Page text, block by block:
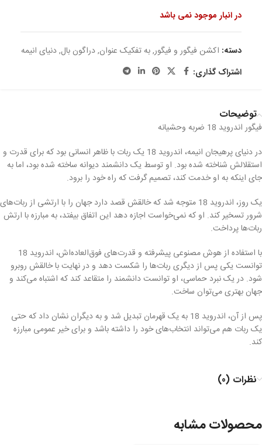
در انبار موجود نمی باشد
دسته: اکشن فیگور و فیگور,به تفکیک عنوان,دراگون بال,دنیای انیمه
اشتراک گذاری:
توضیحات
فیگور اندروید 18 ضربه وحشیانه
در دنیای پرهیجان انیمه، اندروید 18 یک ربات با ظاهر انسانی بود که برای قدرت و
استقلالش شناخته شده بود. او توسط یک دانشمند دیوانه ساخته شده بود، اما به
جای اینکه به او خدمت کند، تصمیم گرفت که راه خود را برود.
یک روز، اندروید 18 متوجه شد که خالقش قصد دارد جهان را با ارتشی از ربات‌های
شرور تسخیر کند. او که نمی‌خواست اجازه دهد این اتفاق بیفتد، به مبارزه با ارتش
ربات‌ها پرداخت.
با استفاده از هوش مصنوعی پیشرفته و قدرت‌های فوق‌العاده‌اش، اندروید 18
توانست یکی پس از دیگری ربات‌ها را شکست دهد و در نهایت با خالقش روبرو
شود. در یک نبرد حماسی، او توانست دانشمند را متقاعد کند که اشتباه می‌کند و
جهان بهتری می‌توان ساخت.
پس از آن، اندروید 18 به یک قهرمان تبدیل شد و به دیگران نشان داد که حتی
یک ربات هم می‌تواند انتخاب‌های خود را داشته باشد و برای خیر عمومی مبارزه
کند.
نظرات (0)
محصولات مشابه